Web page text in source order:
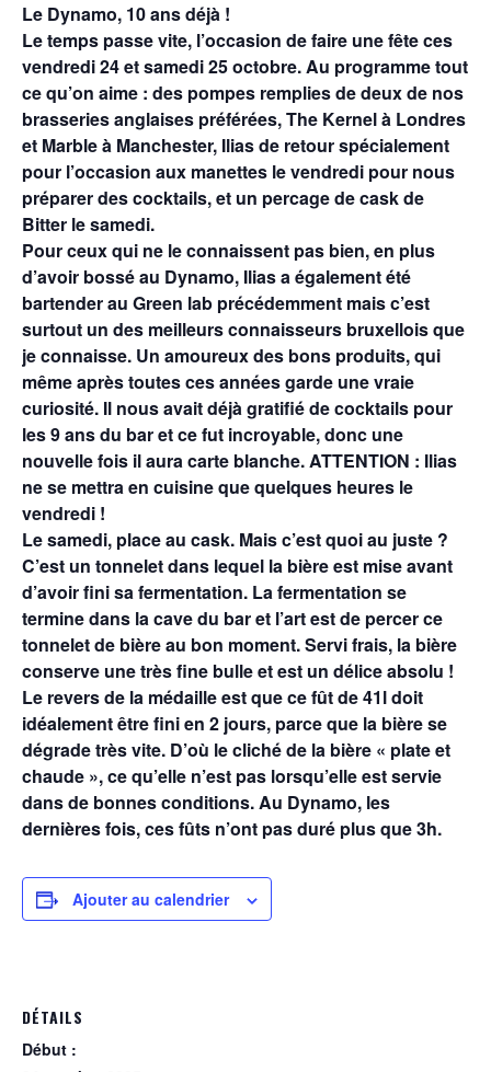
Le Dynamo, 10 ans déjà !
Le temps passe vite, l’occasion de faire une fête ces
vendredi 24 et samedi 25 octobre. Au programme tout
ce qu’on aime : des pompes remplies de deux de nos
brasseries anglaises préférées, The Kernel à Londres
et Marble à Manchester, Ilias de retour spécialement
pour l’occasion aux manettes le vendredi pour nous
préparer des cocktails, et un percage de cask de
Bitter le samedi.
Pour ceux qui ne le connaissent pas bien, en plus
d’avoir bossé au Dynamo, Ilias a également été
bartender au Green lab précédemment mais c’est
surtout un des meilleurs connaisseurs bruxellois que
je connaisse. Un amoureux des bons produits, qui
même après toutes ces années garde une vraie
curiosité. Il nous avait déjà gratifié de cocktails pour
les 9 ans du bar et ce fut incroyable, donc une
nouvelle fois il aura carte blanche. ATTENTION : Ilias
ne se mettra en cuisine que quelques heures le
vendredi !
Le samedi, place au cask. Mais c’est quoi au juste ?
C’est un tonnelet dans lequel la bière est mise avant
d’avoir fini sa fermentation. La fermentation se
termine dans la cave du bar et l’art est de percer ce
tonnelet de bière au bon moment. Servi frais, la bière
conserve une très fine bulle et est un délice absolu !
Le revers de la médaille est que ce fût de 41l doit
idéalement être fini en 2 jours, parce que la bière se
dégrade très vite. D’où le cliché de la bière « plate et
chaude », ce qu’elle n’est pas lorsqu’elle est servie
dans de bonnes conditions. Au Dynamo, les
dernières fois, ces fûts n’ont pas duré plus que 3h.
Ajouter au calendrier
DÉTAILS
Début :